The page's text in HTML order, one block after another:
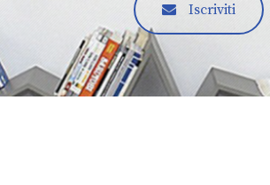
Iscriviti